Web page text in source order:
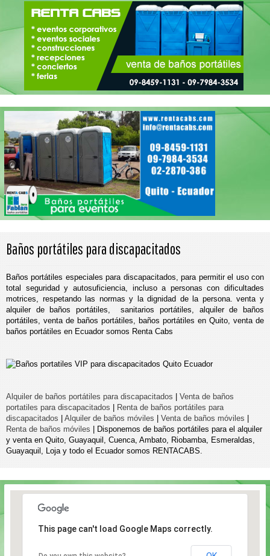
Baños portátiles para discapacitados
Baños portátiles especiales para discapacitados, para permitir el uso con
total seguridad y autosuficiencia, incluso a personas con dificultades
motrices, respetando las normas y la dignidad de la persona. venta y
alquiler de baños portátiles, sanitarios portátiles, alquiler de baños
portátiles, venta de baños portátiles, baños portátiles en Quito, venta de
baños portátiles en Ecuador somos Renta Cabs
Alquiler de baños portátiles para discapacitados | Venta de baños
portatiles para discapacitados | Renta de baños portátiles para
discapacitados | Alquiler de baños móviles | Venta de baños móviles |
Renta de baños móviles | Disponemos de baños portátiles para el alquiler
y venta en Quito, Guayaquil, Cuenca, Ambato, Riobamba, Esmeraldas,
Guayaquil, Loja y todo el Ecuador somos RENTACABS.
This page can't load Google Maps correctly.